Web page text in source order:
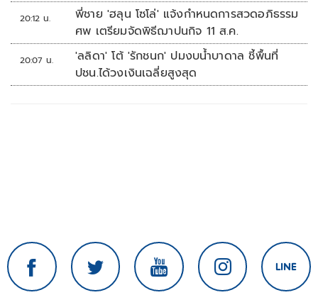
20:12 น.
พี่ชาย 'ฮลุน โซโล่' แจ้งกำหนดการสวดอภิธรรม
ศพ เตรียมจัดพิธีฌาปนกิจ 11 ส.ค.
20:07 น.
'ลลิดา' โต้ 'รักชนก' ปมงบน้ำบาดาล ชี้พื้นที่
ปชน.ได้วงเงินเฉลี่ยสูงสุด